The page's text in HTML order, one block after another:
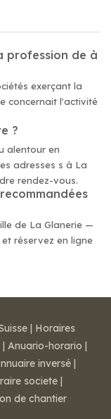
profession de à
exerçant la
concernait l'activité
?
alentour en
adresses s à La
rendez-vous.
de La Glanerie —
réservez en ligne
| Horaires
| Anuario-horario |
inversé |
societe |
de chantier